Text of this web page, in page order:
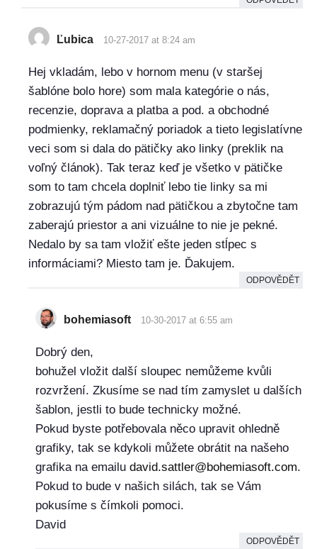
Ľubica 10-27-2017 at 8:24 am
Hej vkladám, lebo v hornom menu (v staršej
šablóne bolo hore) som mala kategórie o nás,
recenzie, doprava a platba a pod. a obchodné
podmienky, reklamačný poriadok a tieto legislatívne
veci som si dala do pätičky ako linky (preklik na
voľný článok). Tak teraz keď je všetko v pätičke
som to tam chcela doplniť lebo tie linky sa mi
zobrazujú tým pádom nad pätičkou a zbytočne tam
zaberajú priestor a ani vizuálne to nie je pekné.
Nedalo by sa tam vložiť ešte jeden stĺpec s
informáciami? Miesto tam je. Ďakujem.
ODPOVĚDĚT
bohemiasoft 10-30-2017 at 6:55 am
Dobrý den,
bohužel vložit další sloupec nemůžeme kvůli
rozvržení. Zkusíme se nad tím zamyslet u dalších
šablon, jestli to bude technicky možné.
Pokud byste potřebovala něco upravit ohledně
grafiky, tak se kdykoli můžete obrátit na našeho
grafika na emailu david.sattler@bohemiasoft.com.
Pokud to bude v našich silách, tak se Vám
pokusíme s čímkoli pomoci.
David
ODPOVĚDĚT